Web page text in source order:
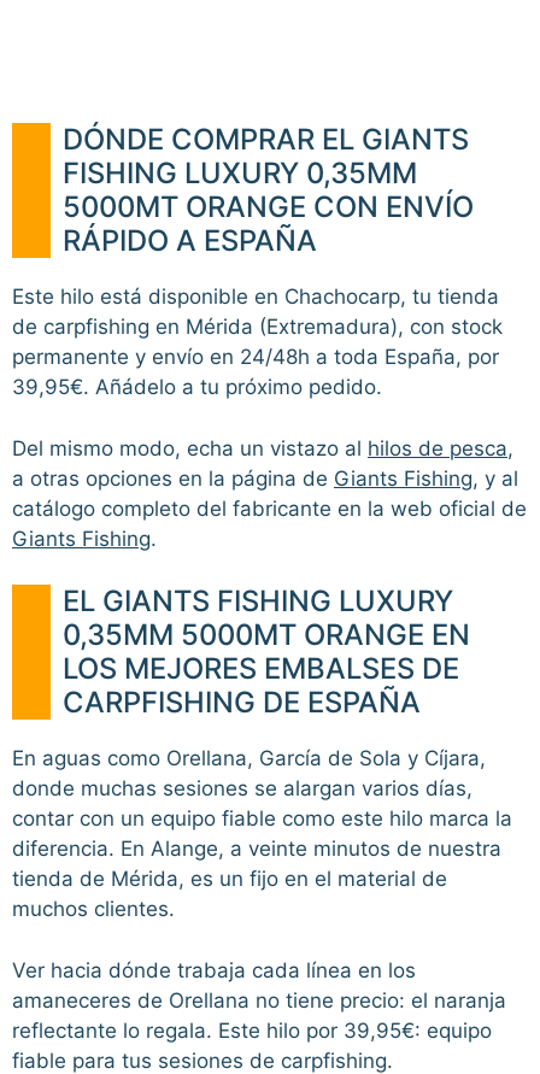
DÓNDE COMPRAR EL GIANTS
FISHING LUXURY 0,35MM
5000MT ORANGE CON ENVÍO
RÁPIDO A ESPAÑA
Este hilo está disponible en Chachocarp, tu tienda
de carpfishing en Mérida (Extremadura), con stock
permanente y envío en 24/48h a toda España, por
39,95€. Añádelo a tu próximo pedido.
Del mismo modo, echa un vistazo al hilos de pesca,
a otras opciones en la página de Giants Fishing, y al
catálogo completo del fabricante en la web oficial de
Giants Fishing.
EL GIANTS FISHING LUXURY
0,35MM 5000MT ORANGE EN
LOS MEJORES EMBALSES DE
CARPFISHING DE ESPAÑA
En aguas como Orellana, García de Sola y Cíjara,
donde muchas sesiones se alargan varios días,
contar con un equipo fiable como este hilo marca la
diferencia. En Alange, a veinte minutos de nuestra
tienda de Mérida, es un fijo en el material de
muchos clientes.
Ver hacia dónde trabaja cada línea en los
amaneceres de Orellana no tiene precio: el naranja
reflectante lo regala. Este hilo por 39,95€: equipo
fiable para tus sesiones de carpfishing.